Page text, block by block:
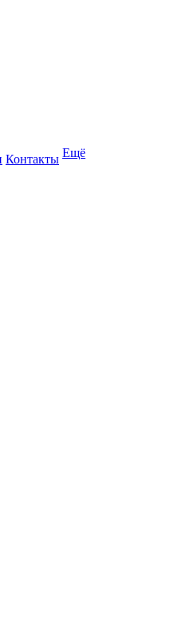
Контакты Ещё